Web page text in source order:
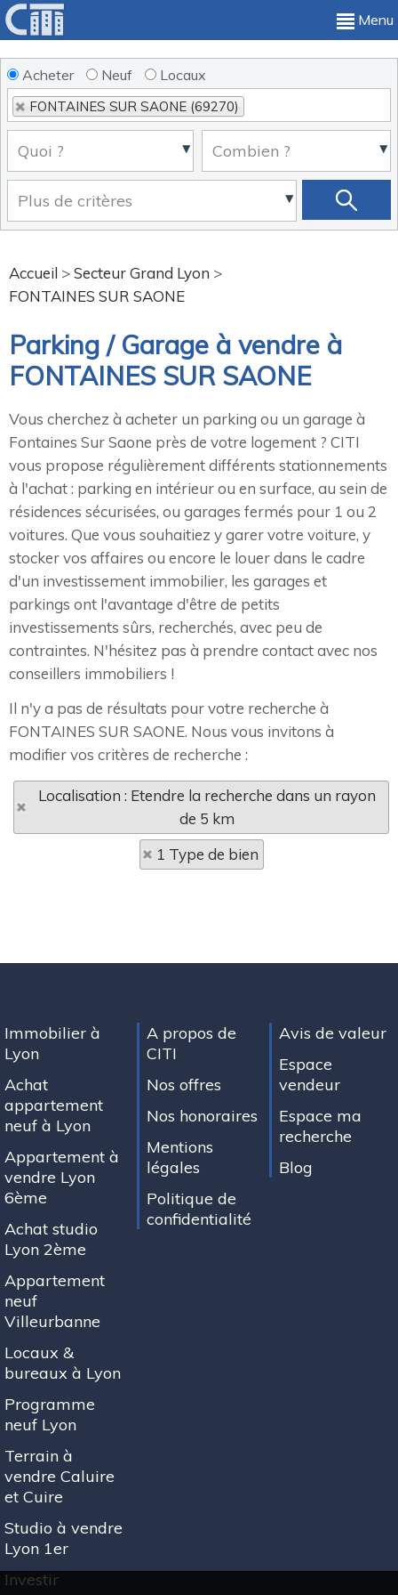
Menu
Acheter Neuf Locaux
FONTAINES SUR SAONE (69270)
Accueil >Secteur Grand Lyon >
FONTAINES SUR SAONE
Parking / Garage à vendre à
FONTAINES SUR SAONE
Vous cherchez à acheter un parking ou un garage à
Fontaines Sur Saone près de votre logement ? CITI
vous propose régulièrement différents stationnements
à l'achat : parking en intérieur ou en surface, au sein de
résidences sécurisées, ou garages fermés pour 1 ou 2
voitures. Que vous souhaitiez y garer votre voiture, y
stocker vos affaires ou encore le louer dans le cadre
d'un investissement immobilier, les garages et
parkings ont l'avantage d'être de petits
investissements sûrs, recherchés, avec peu de
contraintes. N'hésitez pas à prendre contact avec nos
conseillers immobiliers !
Il n'y a pas de résultats pour votre recherche à
FONTAINES SUR SAONE. Nous vous invitons à
modifier vos critères de recherche :
Localisation : Etendre la recherche dans un rayon
de 5 km
1 Type de bien
Immobilier à
Lyon
Achat
appartement
neuf à Lyon
Appartement à
vendre Lyon
6ème
Achat studio
Lyon 2ème
Appartement
neuf
Villeurbanne
Locaux &
bureaux à Lyon
Programme
neuf Lyon
Terrain à
vendre Caluire
et Cuire
Studio à vendre
Lyon 1er
Investir
A propos de
CITI
Nos offres
Nos honoraires
Mentions
légales
Politique de
confidentialité
Avis de valeur
Espace
vendeur
Espace ma
recherche
Blog